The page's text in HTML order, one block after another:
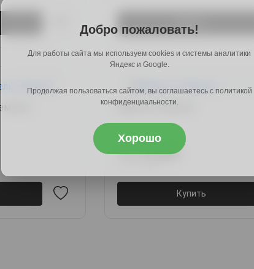
Мартин-4 белый
11110 руб.
Купить
Добро пожаловать!
Для работы сайта мы используем cookies и системы аналитики
Яндекс и Google.
Продолжая пользоваться сайтом, вы соглашаетесь с политикой
конфиденциальности.
Хорошо